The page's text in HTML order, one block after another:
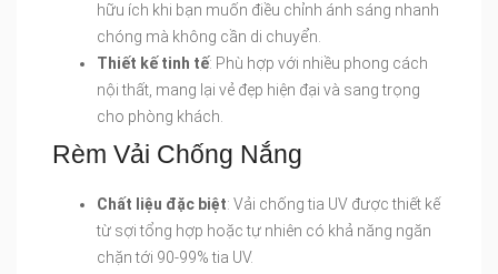
hữu ích khi bạn muốn điều chỉnh ánh sáng nhanh
chóng mà không cần di chuyển.
Thiết kế tinh tế: Phù hợp với nhiều phong cách
nội thất, mang lại vẻ đẹp hiện đại và sang trọng
cho phòng khách.
Rèm Vải Chống Nắng
Chất liệu đặc biệt: Vải chống tia UV được thiết kế
từ sợi tổng hợp hoặc tự nhiên có khả năng ngăn
chặn tới 90-99% tia UV.